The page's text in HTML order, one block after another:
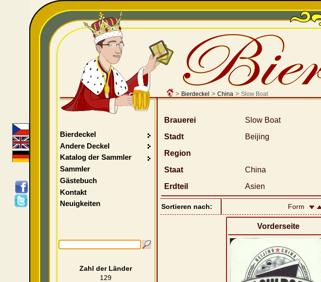
> Bierdeckel > China> Slow Boat
Brauerei
Slow Boat
Stadt
Beijing
Region
Staat
China
Erdteil
Asien
Sortieren nach: Form
Vorderseite
Bierdeckel
Andere Deckel
Katalog der Sammler
Sammler
Gästebuch
Kontakt
Neuigkeiten
Zahl der Länder
129